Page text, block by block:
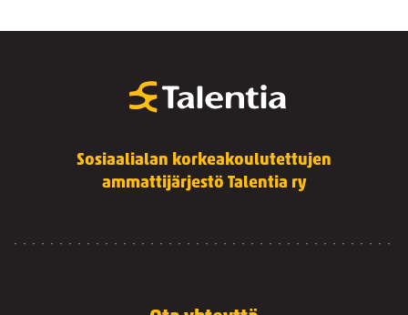
Sosiaalialan korkeakoulutettujen
ammattijärjestö Talentia ry